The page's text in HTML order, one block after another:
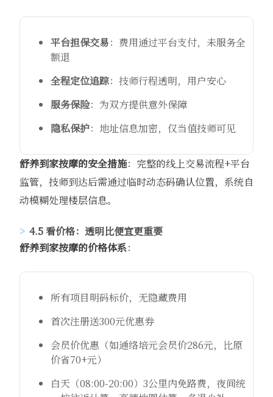
平台担保交易：费用通过平台支付，未服务全
额退
全程定位追踪：技师行程透明，用户安心
服务保险：为双方提供意外保障
隐私保护：地址信息加密，仅当值技师可见
舒养到家按摩的安全措施：完整的线上交易流程+平台
监管，技师到达后需通过临时动态码确认位置，系统自
动模糊处理楼层信息。
4.5 看价格：透明比便宜更重要
舒养到家按摩的价格体系：
所有项目明码标价，无隐藏费用
首次注册送300元优惠券
会员价优惠（如通络培元会员价286元，比原
价省70+元）
白天（08:00-20:00）3公里内免路费，夜间统